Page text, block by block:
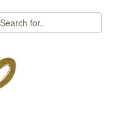
Search